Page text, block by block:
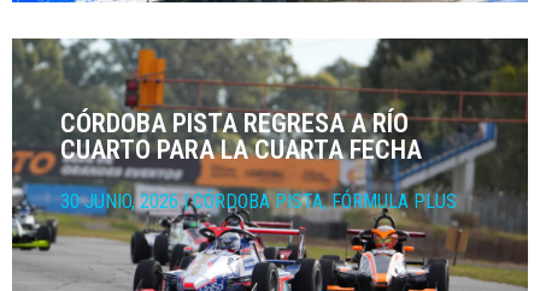
CÓRDOBA PISTA REGRESA A RÍO
CUARTO PARA LA CUARTA FECHA
30 JUNIO, 2026 | CÓRDOBA PISTA,FÓRMULA PLUS